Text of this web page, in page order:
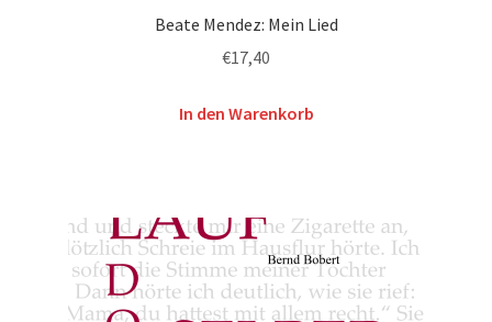
Beate Mendez: Mein Lied
€17,40
In den Warenkorb